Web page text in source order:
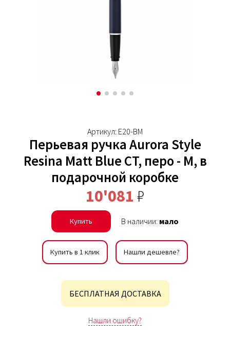
Артикул: E20-BM
Перьевая ручка Aurora Style
Resina Matt Blue CT, перо - M, в
подарочной коробке
10'081 ₽
Купить В наличии: мало
Купить в 1 клик Нашли дешевле?
БЕСПЛАТНАЯ ДОСТАВКА
Нашли ошибку?